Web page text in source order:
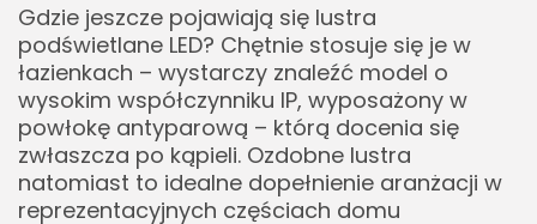
Gdzie jeszcze pojawiają się lustra
podświetlane LED? Chętnie stosuje się je w
łazienkach – wystarczy znaleźć model o
wysokim współczynniku IP, wyposażony w
powłokę antyparową – którą docenia się
zwłaszcza po kąpieli. Ozdobne lustra
natomiast to idealne dopełnienie aranżacji w
reprezentacyjnych częściach domu